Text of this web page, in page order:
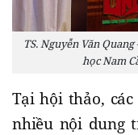
TS. Nguyễn Văn
học Nam
Tại hội thảo,
nhiều nội dung